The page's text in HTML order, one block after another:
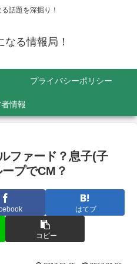
話題を深掘り！
る情報局！
プライバシーポリシー
情報
ファード？息子(子
プでCM？
はてブ
コピー